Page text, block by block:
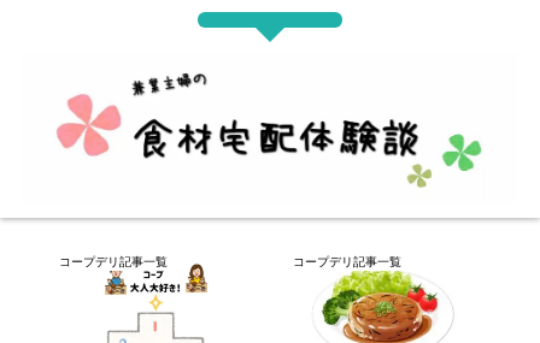
コープデリ記事一覧 コープデリ記事一覧